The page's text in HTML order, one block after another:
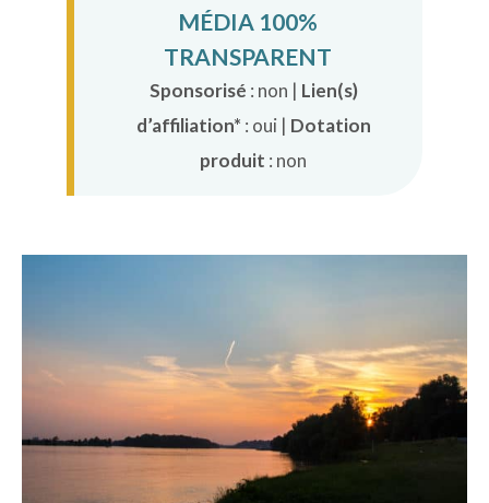
MÉDIA 100%
TRANSPARENT
Sponsorisé : non | Lien(s)
d’affiliation* : oui | Dotation
produit : non